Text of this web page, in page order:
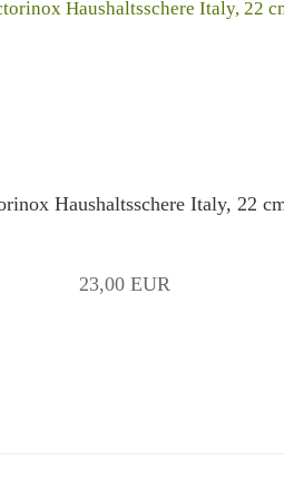
Haushaltsschere Italy, 22
23,00 EUR